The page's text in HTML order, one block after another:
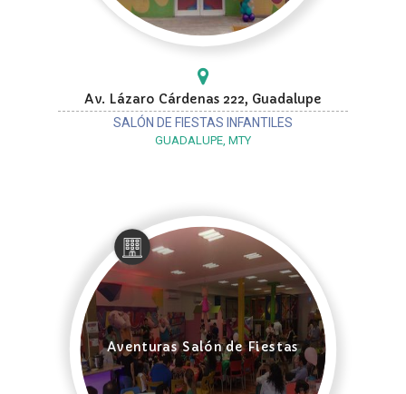
Av. Lázaro Cárdenas 222, Guadalupe
SALÓN DE FIESTAS INFANTILES
GUADALUPE, MTY
Aventuras Salón de Fiestas